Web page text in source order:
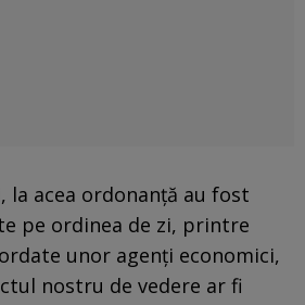
la acea ordonanță au fost
pe ordinea de zi, printre
unor agenți economici,
nostru de vedere ar fi